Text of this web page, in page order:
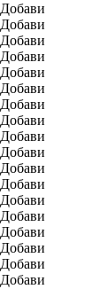
Добави
Добави
Добави
Добави
Добави
Добави
Добави
Добави
Добави
Добави
Добави
Добави
Добави
Добави
Добави
Добави
Добави
Добави